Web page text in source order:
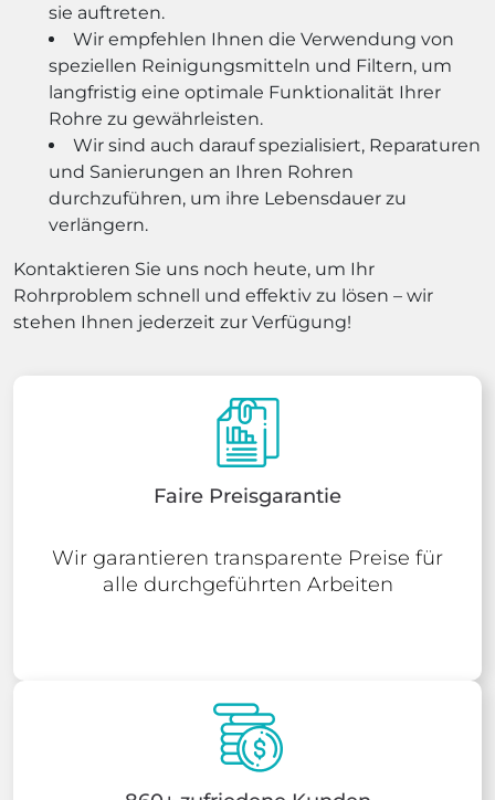
sie auftreten.
Wir empfehlen Ihnen die Verwendung von
speziellen Reinigungsmitteln und Filtern, um
langfristig eine optimale Funktionalität Ihrer
Rohre zu gewährleisten.
Wir sind auch darauf spezialisiert, Reparaturen
und Sanierungen an Ihren Rohren
durchzuführen, um ihre Lebensdauer zu
verlängern.
Kontaktieren Sie uns noch heute, um Ihr
Rohrproblem schnell und effektiv zu lösen – wir
stehen Ihnen jederzeit zur Verfügung!
Faire Preisgarantie
Wir garantieren transparente Preise für
alle durchgeführten Arbeiten